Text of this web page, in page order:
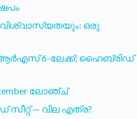
വിശ്വാസ്യതയും: ഒരു
6-ലേക്ക്; ഹൈബ്രിഡ്
ലോഞ്ച്
സീറ്റ് — വില എത്ര?